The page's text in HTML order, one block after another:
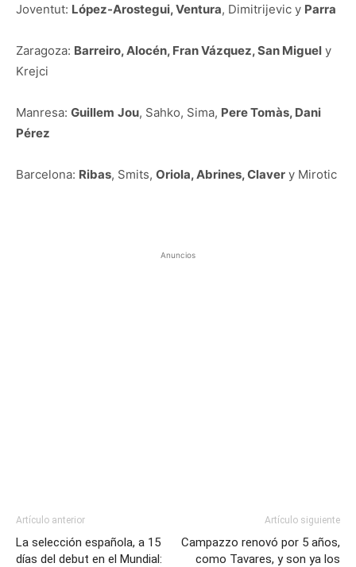
Joventut: López-Arostegui, Ventura, Dimitrijevic y Parra
Zaragoza: Barreiro, Alocén, Fran Vázquez, San Miguel y
Krejci
Manresa: Guillem Jou, Sahko, Sima, Pere Tomàs, Dani
Pérez
Barcelona: Ribas, Smits, Oriola, Abrines, Claver y Mirotic
Anuncios
Artículo anterior
La selección española, a 15
días del debut en el Mundial:
Artículo siguiente
Campazzo renovó por 5 años,
como Tavares, y son ya los